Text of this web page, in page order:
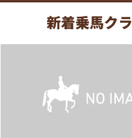
新着乗馬ク